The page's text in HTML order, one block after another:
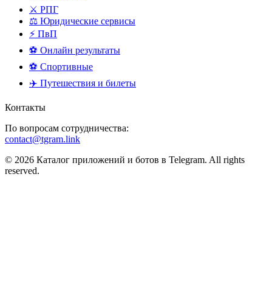
⚔️ РПГ
⚖️ Юридические сервисы
⚡ ПвП
⚽ Онлайн результаты
⚽ Спортивные
✈️ Путешествия и билеты
Контакты
По вопросам сотрудничества:
contact@tgram.link
© 2026 Каталог приложений и ботов в Telegram. All rights
reserved.